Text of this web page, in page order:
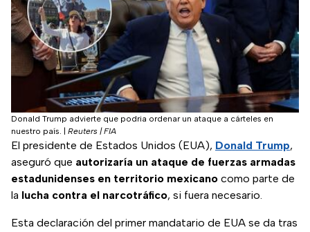
Donald Trump advierte que podria ordenar un ataque a cárteles en
nuestro país.
Reuters | FIA
El presidente de Estados Unidos (EUA), Donald Trump,
aseguró que autorizaría un ataque de fuerzas armadas
estadunidenses en territorio mexicano como parte de
la lucha contra el narcotráfico, si fuera necesario.
Esta declaración del primer mandatario de EUA se da tras